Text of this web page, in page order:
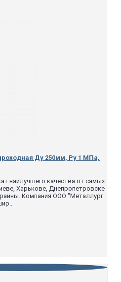
Ду 250мм, Ру 1 МПа,
наилучшего качества от самых
Харькове, Днепропетровске
Компания ООО "Металлург